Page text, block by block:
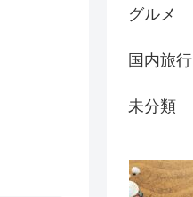
グルメ
国内旅行
未分類